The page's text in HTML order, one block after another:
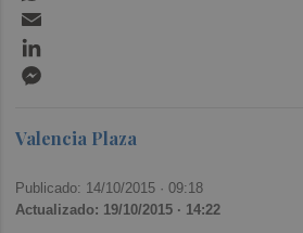
Valencia Plaza
Publicado: 14/10/2015 ·09:18
Actualizado: 19/10/2015 · 14:22